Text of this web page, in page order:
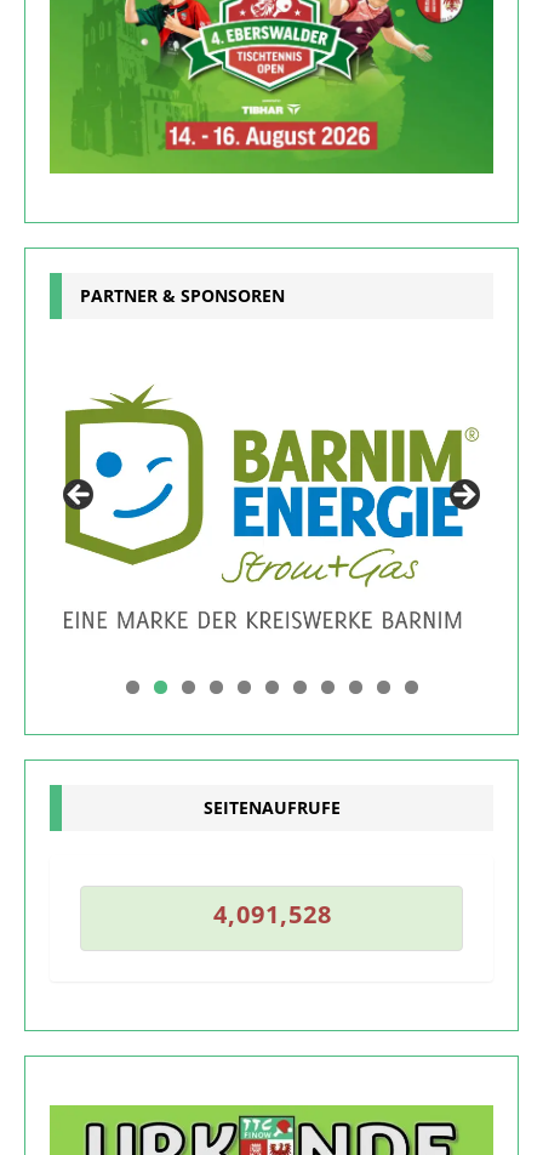
PARTNER & SPONSOREN
0 1
SEITENAUFRUFE
4
4
,
,
0
0
9
9
1
1
,
,
5
5
2
28
7